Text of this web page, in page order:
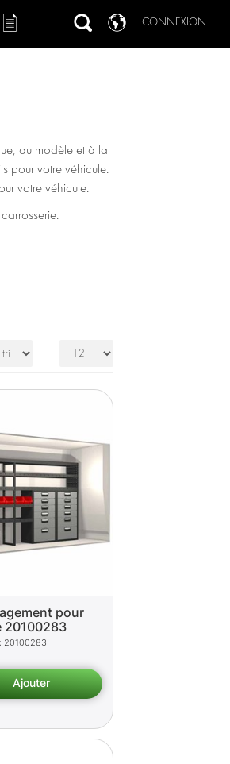
CONNEXION
au modèle et à la
pour votre véhicule.
votre véhicule.
pour
20100283
20100283